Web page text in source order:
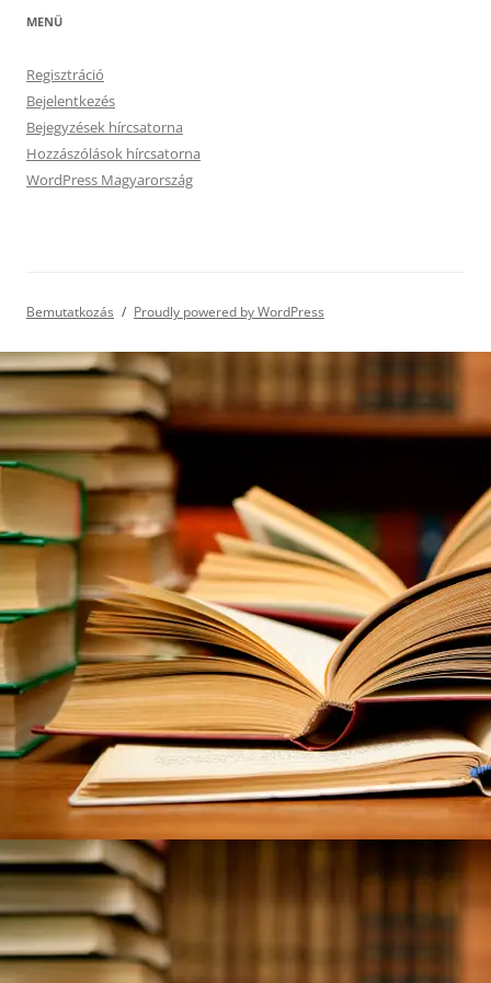
MENÜ
Regisztráció
Bejelentkezés
Bejegyzések hírcsatorna
Hozzászólások hírcsatorna
WordPress Magyarország
Bemutatkozás Proudly powered by WordPress